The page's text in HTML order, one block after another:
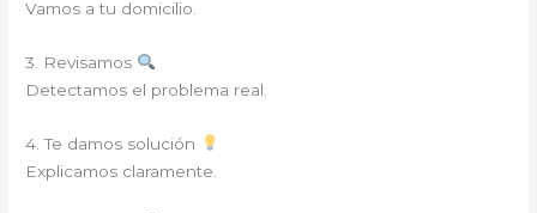
Vamos a tu domicilio.
3. Revisamos
Detectamos el problema real.
4. Te damos solución
Explicamos claramente.